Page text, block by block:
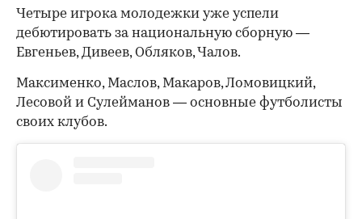
Четыре игрока молодежки уже успели
дебютировать за национальную сборную —
Евгеньев, Дивеев, Обляков, Чалов.
Максименко, Маслов, Макаров, Ломовицкий,
Лесовой и Сулейманов — основные футболисты
своих клубов.